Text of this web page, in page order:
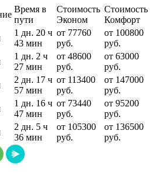
Время в
пути
Стоимость
Эконом
Стоимость
Комфорт
1 дн. 20 ч
43 мин
от 77760
руб.
от 100800
руб.
1 дн. 2 ч
27 мин
от 48600
руб.
от 63000
руб.
2 дн. 17 ч
57 мин
от 113400
руб.
от 147000
руб.
1 дн. 16 ч
47 мин
от 73440
руб.
от 95200
руб.
2 дн. 5 ч
36 мин
от 105300
руб.
от 136500
руб.